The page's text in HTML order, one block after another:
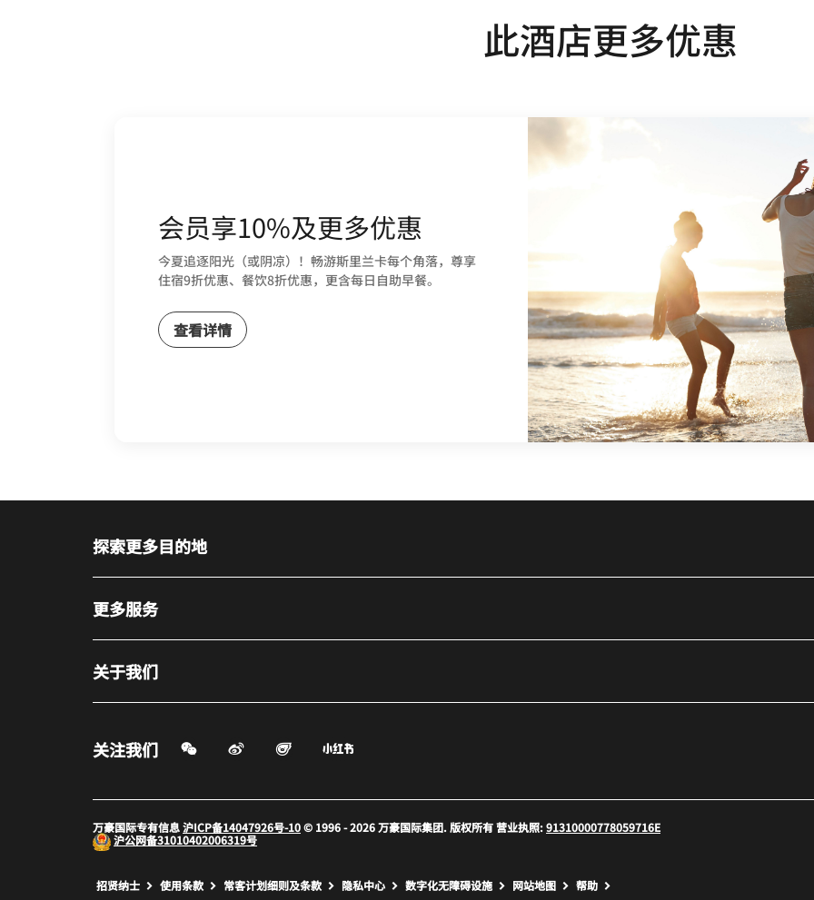
此酒店更多优惠
会员享10%及更多优惠
今夏追逐阳光（或阴凉）！畅游斯里兰卡每个角落，尊享
住宿9折优惠、餐饮8折优惠，更含每日自助早餐。
查看详情
探索更多目的地
更多服务
关于我们
关注我们 微信扫一扫
打开新窗口打开新窗口打开新窗口
万豪国际专有信息沪ICP备14047926号-10© 1996 - 2026 万豪国际集团. 版权所有 营业执照:91310000778059716E
沪公网备31010402006319号
招贤纳士 打开新窗口
使用条款 打开新窗口
常客计划细则及条款 打开新窗口
隐私中心 数字化无障碍设施 网站地图 帮助